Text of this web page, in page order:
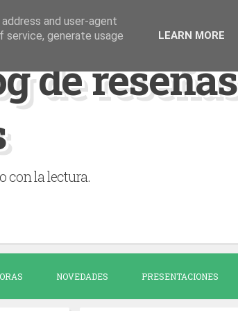
de reseñas
con la lectura.
NOVEDADES PRESENTACIONES
and user-agent
service, generate usage
LEARN MORE